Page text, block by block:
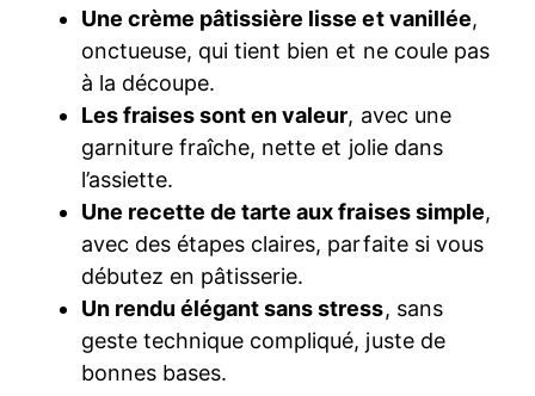
Une crème pâtissière lisse et vanillée,
onctueuse, qui tient bien et ne coule pas
à la découpe.
Les fraises sont en valeur, avec une
garniture fraîche, nette et jolie dans
l’assiette.
Une recette de tarte aux fraises simple,
avec des étapes claires, parfaite si vous
débutez en pâtisserie.
Un rendu élégant sans stress, sans
geste technique compliqué, juste de
bonnes bases.